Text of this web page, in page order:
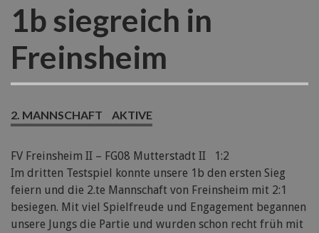
1b siegreich in
Freinsheim
2. MANNSCHAFT AKTIVE
FV Freinsheim II – FG08 Mutterstadt II 1:2
Im dritten Testspiel konnte unsere 1b den ersten Sieg
feiern und die 2.te Mannschaft von Freinsheim mit 2:1
besiegen. Mit viel Spielfreude und Engagement begannen
unsere Jungs die Partie und wurden schon recht früh mit